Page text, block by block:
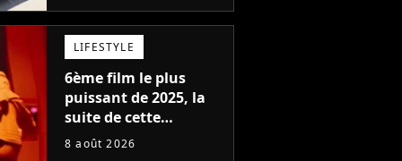
remplacer Jennifer
Lawrence chez Marvel
LIFESTYLE
6ème film le plus
puissant de 2025, la
suite de cette
franchise culte est
8 août 2026